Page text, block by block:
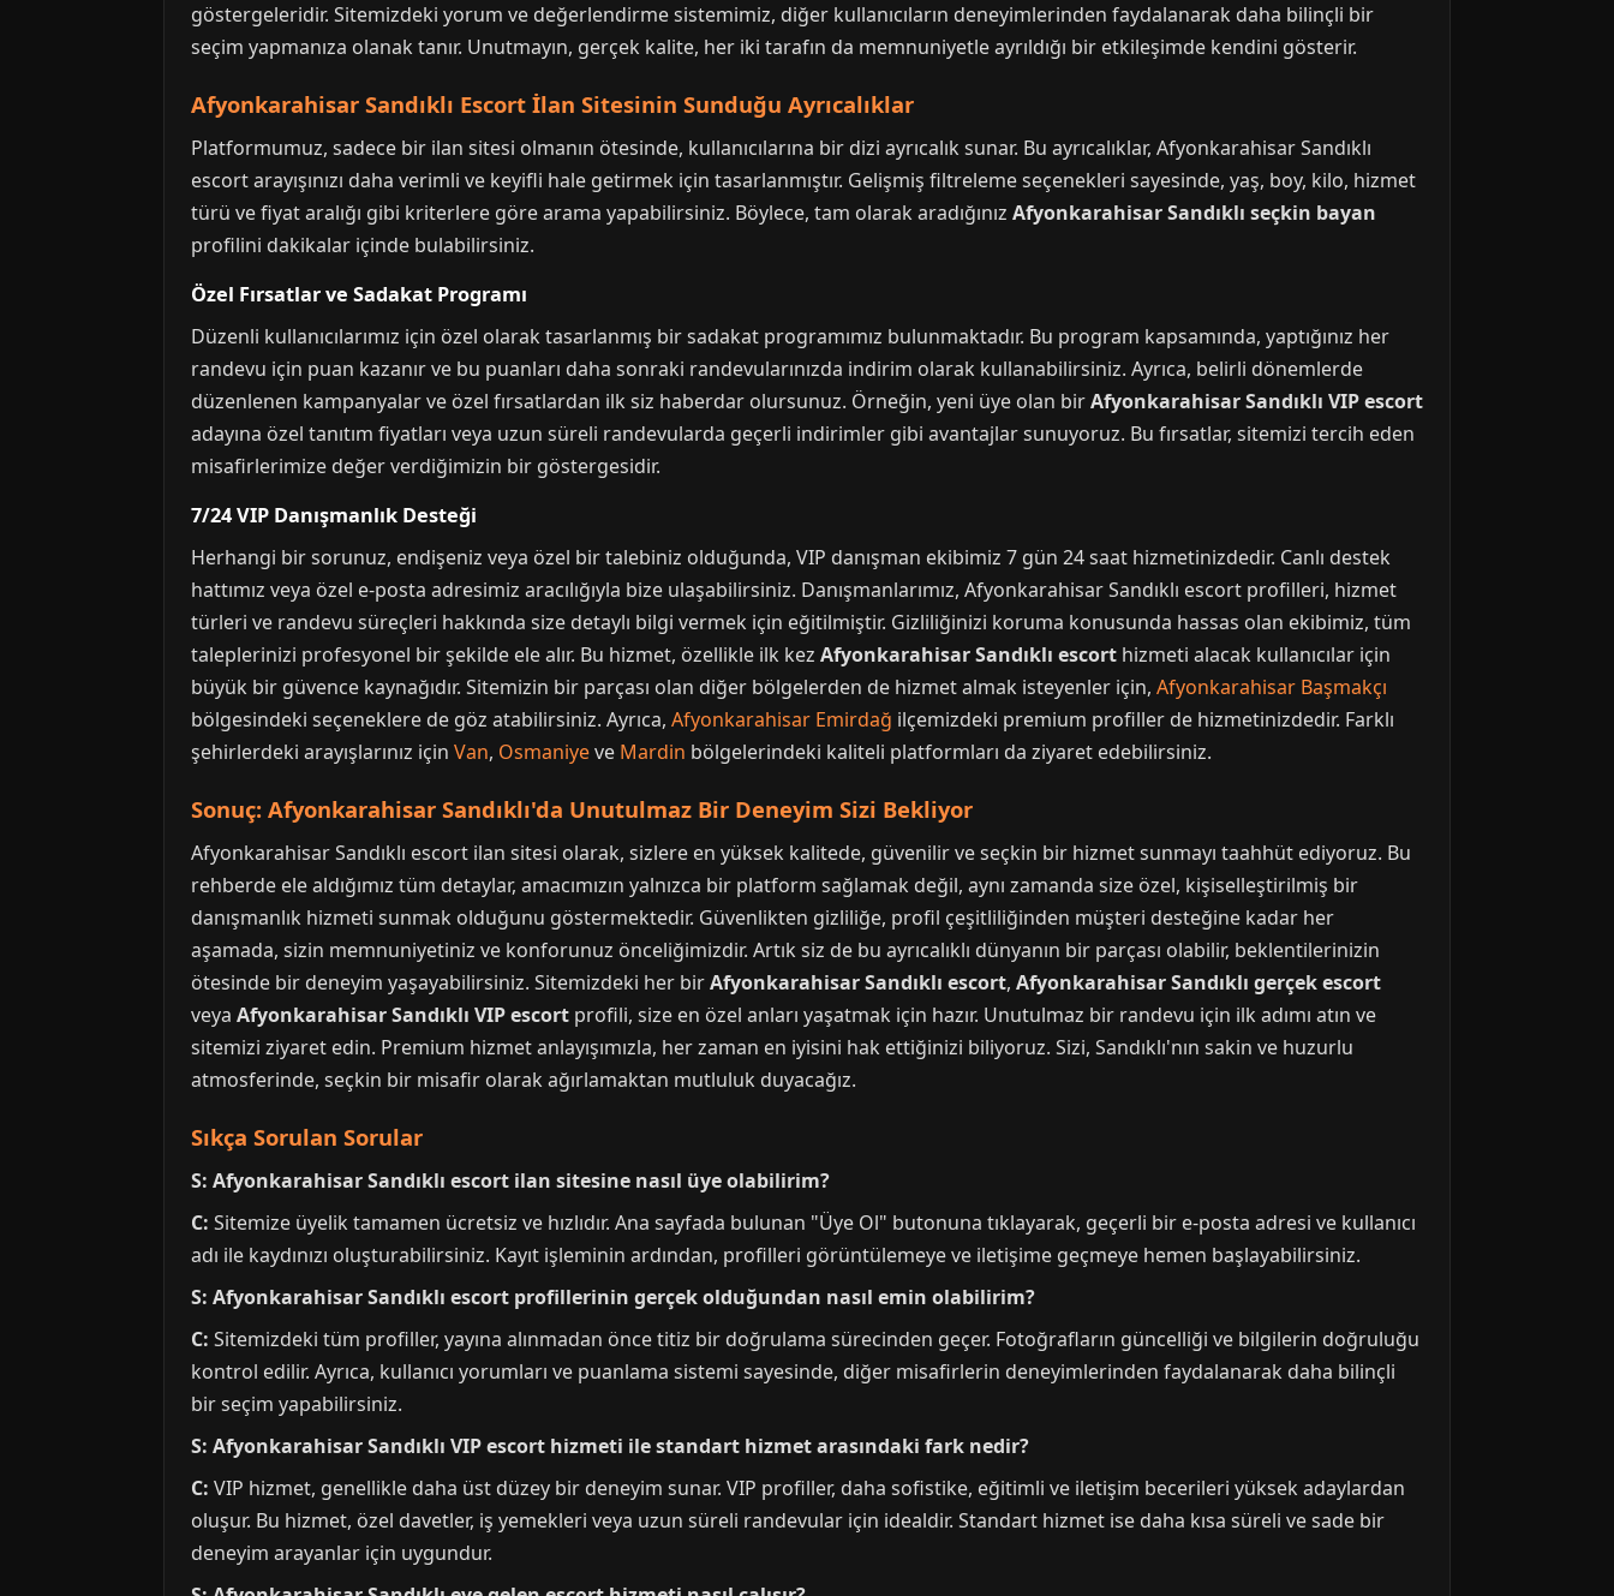
göstergeleridir. Sitemizdeki yorum ve değerlendirme sistemimiz, diğer kullanıcıların deneyimlerinden faydalanarak daha bilinçli bir
seçim yapmanıza olanak tanır. Unutmayın, gerçek kalite, her iki tarafın da memnuniyetle ayrıldığı bir etkileşimde kendini gösterir.
Afyonkarahisar Sandıklı Escort İlan Sitesinin Sunduğu Ayrıcalıklar
Platformumuz, sadece bir ilan sitesi olmanın ötesinde, kullanıcılarına bir dizi ayrıcalık sunar. Bu ayrıcalıklar, Afyonkarahisar Sandıklı
escort arayışınızı daha verimli ve keyifli hale getirmek için tasarlanmıştır. Gelişmiş filtreleme seçenekleri sayesinde, yaş, boy, kilo, hizmet
türü ve fiyat aralığı gibi kriterlere göre arama yapabilirsiniz. Böylece, tam olarak aradığınız Afyonkarahisar Sandıklı seçkin bayan
profilini dakikalar içinde bulabilirsiniz.
Özel Fırsatlar ve Sadakat Programı
Düzenli kullanıcılarımız için özel olarak tasarlanmış bir sadakat programımız bulunmaktadır. Bu program kapsamında, yaptığınız her
randevu için puan kazanır ve bu puanları daha sonraki randevularınızda indirim olarak kullanabilirsiniz. Ayrıca, belirli dönemlerde
düzenlenen kampanyalar ve özel fırsatlardan ilk siz haberdar olursunuz. Örneğin, yeni üye olan birAfyonkarahisar Sandıklı VIP escort
adayına özel tanıtım fiyatları veya uzun süreli randevularda geçerli indirimler gibi avantajlar sunuyoruz. Bu fırsatlar, sitemizi tercih eden
misafirlerimize değer verdiğimizin bir göstergesidir.
7/24 VIP Danışmanlık Desteği
Herhangi bir sorunuz, endişeniz veya özel bir talebiniz olduğunda, VIP danışman ekibimiz 7 gün 24 saat hizmetinizdedir. Canlı destek
hattımız veya özel e-posta adresimiz aracılığıyla bize ulaşabilirsiniz. Danışmanlarımız, Afyonkarahisar Sandıklı escort profilleri, hizmet
türleri ve randevu süreçleri hakkında size detaylı bilgi vermek için eğitilmiştir. Gizliliğinizi koruma konusunda hassas olan ekibimiz, tüm
taleplerinizi profesyonel bir şekilde ele alır. Bu hizmet, özellikle ilk kez Afyonkarahisar Sandıklı escort hizmeti alacak kullanıcılar için
büyük bir güvence kaynağıdır. Sitemizin bir parçası olan diğer bölgelerden de hizmet almak isteyenler için, Afyonkarahisar Başmakçı
bölgesindeki seçeneklere de göz atabilirsiniz. Ayrıca, Afyonkarahisar Emirdağ ilçemizdeki premium profiller de hizmetinizdedir. Farklı
şehirlerdeki arayışlarınız için Van, Osmaniyeve Mardin bölgelerindeki kaliteli platformları da ziyaret edebilirsiniz.
Sonuç: Afyonkarahisar Sandıklı'da Unutulmaz Bir Deneyim Sizi Bekliyor
Afyonkarahisar Sandıklı escort ilan sitesi olarak, sizlere en yüksek kalitede, güvenilir ve seçkin bir hizmet sunmayı taahhüt ediyoruz. Bu
rehberde ele aldığımız tüm detaylar, amacımızın yalnızca bir platform sağlamak değil, aynı zamanda size özel, kişiselleştirilmiş bir
danışmanlık hizmeti sunmak olduğunu göstermektedir. Güvenlikten gizliliğe, profil çeşitliliğinden müşteri desteğine kadar her
aşamada, sizin memnuniyetiniz ve konforunuz önceliğimizdir. Artık siz de bu ayrıcalıklı dünyanın bir parçası olabilir, beklentilerinizin
ötesinde bir deneyim yaşayabilirsiniz. Sitemizdeki her birAfyonkarahisar Sandıklı escort, Afyonkarahisar Sandıklı gerçek escort
veya Afyonkarahisar Sandıklı VIP escort profili, size en özel anları yaşatmak için hazır. Unutulmaz bir randevu için ilk adımı atın ve
sitemizi ziyaret edin. Premium hizmet anlayışımızla, her zaman en iyisini hak ettiğinizi biliyoruz. Sizi, Sandıklı'nın sakin ve huzurlu
atmosferinde, seçkin bir misafir olarak ağırlamaktan mutluluk duyacağız.
Sıkça Sorulan Sorular
S: Afyonkarahisar Sandıklı escort ilan sitesine nasıl üye olabilirim?
C: Sitemize üyelik tamamen ücretsiz ve hızlıdır. Ana sayfada bulunan "Üye Ol" butonuna tıklayarak, geçerli bir e-posta adresi ve kullanıcı
adı ile kaydınızı oluşturabilirsiniz. Kayıt işleminin ardından, profilleri görüntülemeye ve iletişime geçmeye hemen başlayabilirsiniz.
S: Afyonkarahisar Sandıklı escort profillerinin gerçek olduğundan nasıl emin olabilirim?
C: Sitemizdeki tüm profiller, yayına alınmadan önce titiz bir doğrulama sürecinden geçer. Fotoğrafların güncelliği ve bilgilerin doğruluğu
kontrol edilir. Ayrıca, kullanıcı yorumları ve puanlama sistemi sayesinde, diğer misafirlerin deneyimlerinden faydalanarak daha bilinçli
bir seçim yapabilirsiniz.
S: Afyonkarahisar Sandıklı VIP escort hizmeti ile standart hizmet arasındaki fark nedir?
C: VIP hizmet, genellikle daha üst düzey bir deneyim sunar. VIP profiller, daha sofistike, eğitimli ve iletişim becerileri yüksek adaylardan
oluşur. Bu hizmet, özel davetler, iş yemekleri veya uzun süreli randevular için idealdir. Standart hizmet ise daha kısa süreli ve sade bir
deneyim arayanlar için uygundur.